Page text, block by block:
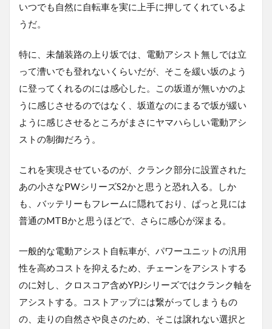
いつでも自然に自転車を実に上手に押してくれているよ
うだ。
特に、未舗装路の上り坂では、電動アシスト無しでは立
って漕いでも登れないくらいだが、そこを緩い坂のよう
に登ってくれるのには感心した。この坂道が無いかのよ
うに感じさせるのではなく、坂道なのにまるで坂が緩い
ように感じさせるところがまさにヤマハらしい電動アシ
ストの制御だろう。
これを実現させているのが、クランク部分に設置された
あの小さなPWシリーズS2かと思うと恐れ入る。しか
も、バッテリーもフレームに隠れており、ぱっと見には
普通のMTBかと思うほどで、さらに感心が深まる。
一般的な電動アシスト自転車が、パワーユニットの汎用
性を高めコストを抑えるため、チェーンをアシストする
のに対し、クロスコア含めYPJシリーズではクランク軸を
アシストする。コストアップには繋がってしまうもの
の、走りの自然さや良さのため、そこは譲れない選択と